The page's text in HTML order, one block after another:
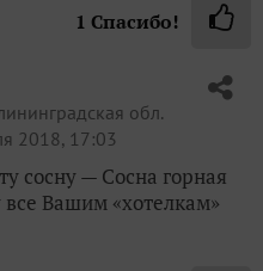
1 Спасибо!
обл.
2018, 17:03
сосну — Сосна горная
все Вашим «хотелкам»